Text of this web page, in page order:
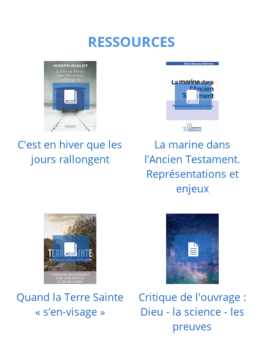
RESSOURCES
C'est en hiver que les
jours rallongent
La marine dans
l’Ancien Testament.
Représentations et
enjeux
Quand la Terre Sainte
« s’en-visage »
Critique de l'ouvrage :
Dieu - la science - les
preuves